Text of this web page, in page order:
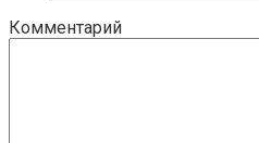
Комментарий